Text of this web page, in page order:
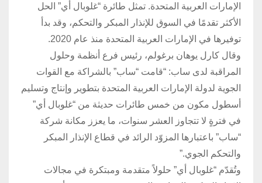
الإمارات العربية المتحدة. تمثل طائرة “غلوبال أي” الحل
الأكثر تقدمًا في السوق للإنذار المبكر والتحكم، وقد بدأ
توفيرها في الإمارات العربية المتحدة منذ عام 2020.
وقال كارل يوهان برغولم، رئيس فرع أنظمة وحلول
المراقبة لدى ساب: “قامت “ساب” بالشراكة مع القوات
الجوية لدولة الإمارات العربية المتحدة بتطوير وإنتاج وتسليم
أسطول مكون من خمس طائرات حديثة من “غلوبال أي”
في فترةٍ لا تتجاوز العشر سنوات، ما يعزز مكانة شركة
“ساب” باعتبارها المزوّد الرائد في قطاع الإنذار المبكر
والتحكم الجوي.”
وتُقدّم “غلوبال أي” حلولاً متقدمة ومبتكرة في مجالات